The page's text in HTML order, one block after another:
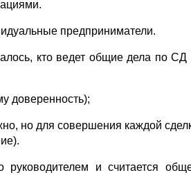
предприниматели.
кто ведет общие дела по СД
доверенность);
но для совершения каждой
и считается